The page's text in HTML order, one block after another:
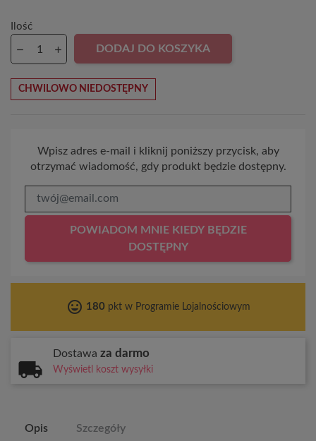
Ilość
DODAJ DO KOSZYKA
CHWILOWO NIEDOSTĘPNY
Wpisz adres e-mail i kliknij poniższy przycisk, aby
otrzymać wiadomość, gdy produkt będzie dostępny.
POWIADOM MNIE KIEDY BĘDZIE
DOSTĘPNY
tag_faces 180pkt w Programie Lojalnościowym
Dostawa za darmo
Wyświetl koszt wysyłki
Opis Szczegóły